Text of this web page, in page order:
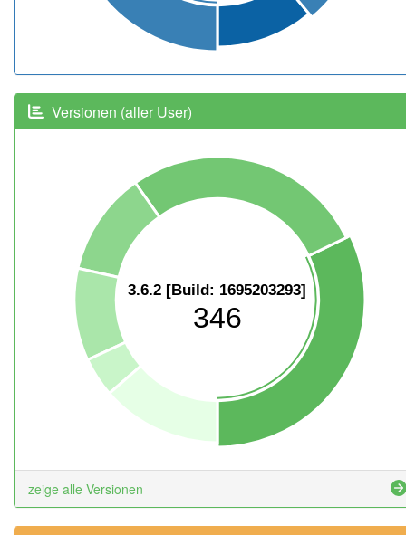
Versionen (aller User)
3.6.2 [Build: 1695203293]
346
zeige alle Versionen